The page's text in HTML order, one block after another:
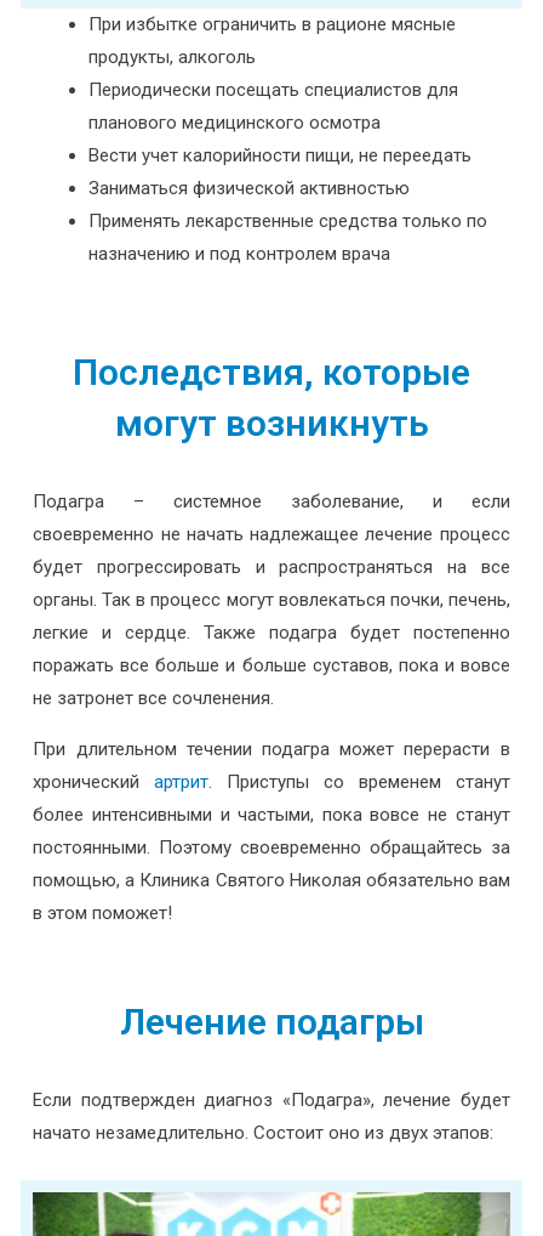
При избытке ограничить в рационе мясные
продукты, алкоголь
Периодически посещать специалистов для
планового медицинского осмотра
Вести учет калорийности пищи, не переедать
Заниматься физической активностью
Применять лекарственные средства только по
назначению и под контролем врача
Последствия, которые
могут возникнуть
Подагра – системное заболевание, и если
своевременно не начать надлежащее лечение процесс
будет прогрессировать и распространяться на все
органы. Так в процесс могут вовлекаться почки, печень,
легкие и сердце. Также подагра будет постепенно
поражать все больше и больше суставов, пока и вовсе
не затронет все сочленения.
При длительном течении подагра может перерасти в
хроническийартрит. Приступы со временем станут
более интенсивными и частыми, пока вовсе не станут
постоянными. Поэтому своевременно обращайтесь за
помощью, а Клиника Святого Николая обязательно вам
в этом поможет!
Лечение подагры
Если подтвержден диагноз «Подагра», лечение будет
начато незамедлительно. Состоит оно из двух этапов: